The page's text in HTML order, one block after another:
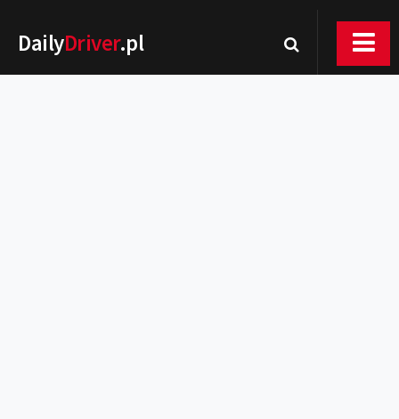
DailyDriver.pl